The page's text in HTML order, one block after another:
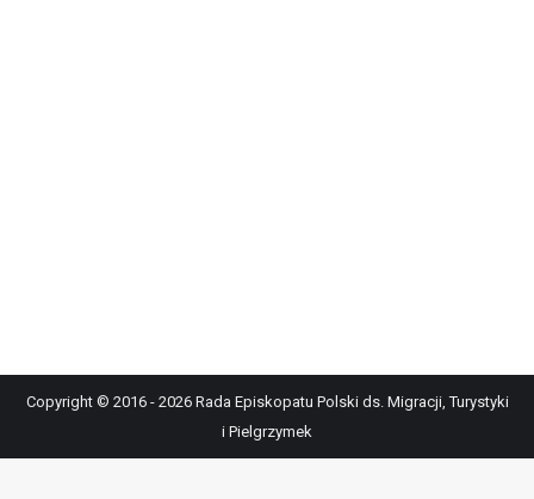
Copyright © 2016 - 2026 Rada Episkopatu Polski ds. Migracji, Turystyki
i Pielgrzymek